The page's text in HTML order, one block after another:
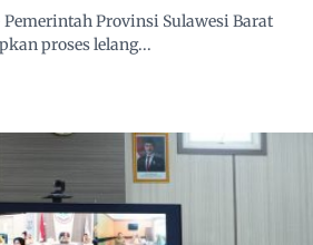
Provinsi Sulawesi Barat
proses lelang...